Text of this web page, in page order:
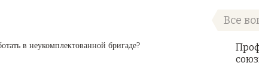
в неукомплектованной бригаде?
Все